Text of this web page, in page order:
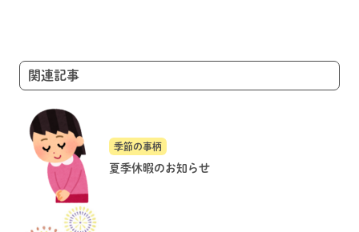
ョ
ン関連記事
季節の事柄
夏季休暇のお知らせ